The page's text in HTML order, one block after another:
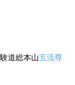
道総本山五流尊